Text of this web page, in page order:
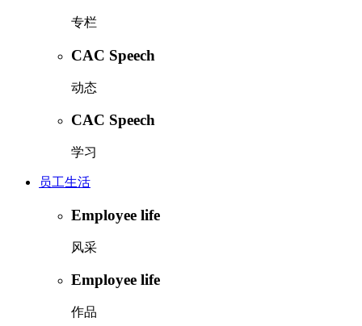
专栏
CAC Speech
动态
CAC Speech
学习
员工生活
Employee life
风采
Employee life
作品